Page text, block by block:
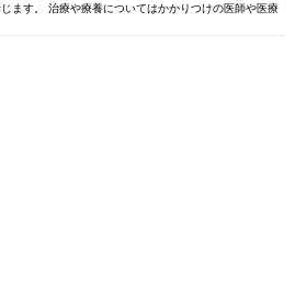
ます。 治療や療養についてはかかりつけの医師や医療